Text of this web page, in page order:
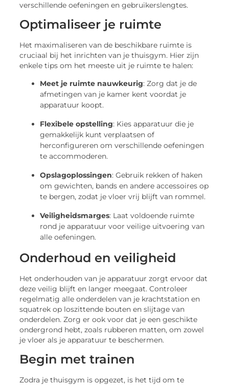
verschillende oefeningen en gebruikerslengtes.
Optimaliseer je ruimte
Het maximaliseren van de beschikbare ruimte is
cruciaal bij het inrichten van je thuisgym. Hier zijn
enkele tips om het meeste uit je ruimte te halen:
Meet je ruimte nauwkeurig: Zorg dat je de
afmetingen van je kamer kent voordat je
apparatuur koopt.
Flexibele opstelling: Kies apparatuur die je
gemakkelijk kunt verplaatsen of
herconfigureren om verschillende oefeningen
te accommoderen.
Opslagoplossingen: Gebruik rekken of haken
om gewichten, bands en andere accessoires op
te bergen, zodat je vloer vrij blijft van rommel.
Veiligheidsmarges: Laat voldoende ruimte
rond je apparatuur voor veilige uitvoering van
alle oefeningen.
Onderhoud en veiligheid
Het onderhouden van je apparatuur zorgt ervoor dat
deze veilig blijft en langer meegaat. Controleer
regelmatig alle onderdelen van je krachtstation en
squatrek op loszittende bouten en slijtage van
onderdelen. Zorg er ook voor dat je een geschikte
ondergrond hebt, zoals rubberen matten, om zowel
je vloer als je apparatuur te beschermen.
Begin met trainen
Zodra je thuisgym is opgezet, is het tijd om te